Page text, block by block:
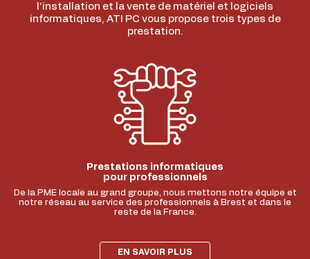
l’installation et la vente de matériel et logiciels
informatiques, ATI PC vous propose trois types de
prestation.
Prestations informatiques
pour professionnels
De la PME locale au grand groupe, nous mettons notre équipe et
notre réseau au service des professionnels à Brest et dans le
reste de la France.
EN SAVOIR PLUS